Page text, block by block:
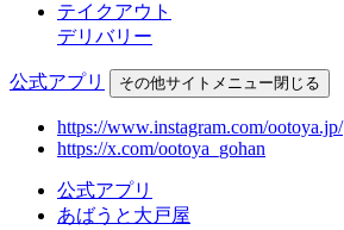
テイクアウト
デリバリー
公式アプリ その他サイトメニュー閉じる
https://www.instagram.com/ootoya.jp/
https://x.com/ootoya_gohan
公式アプリ
あばうと大戸屋